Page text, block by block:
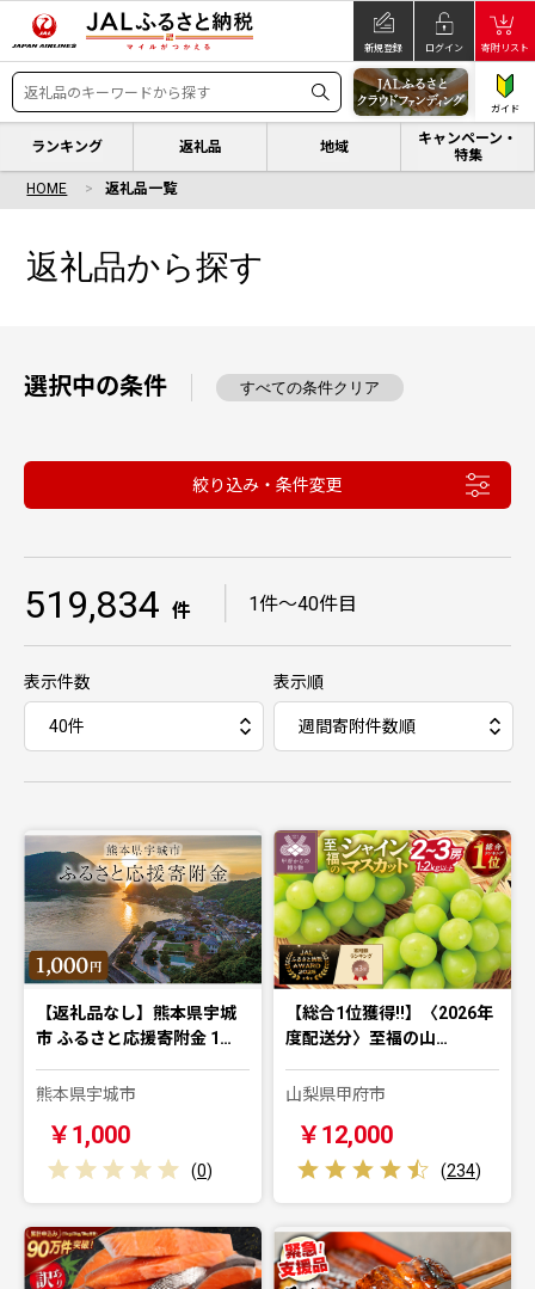
新規登録 ログイン 寄附リスト
ガイド
ランキング 返礼品 地域
キャンペーン・
特集
HOME 返礼品一覧
返礼品から探す
選択中の条件 すべての条件クリア
絞り込み・条件変更
519,834 件 1件〜40件目
表示件数 表示順
【返礼品なし】熊本県宇城
市 ふるさと応援寄附金 1…
熊本県宇城市
￥1,000
(0)
【総合1位獲得!!】〈2026年
度配送分〉至福の山…
山梨県甲府市
￥12,000
(234)